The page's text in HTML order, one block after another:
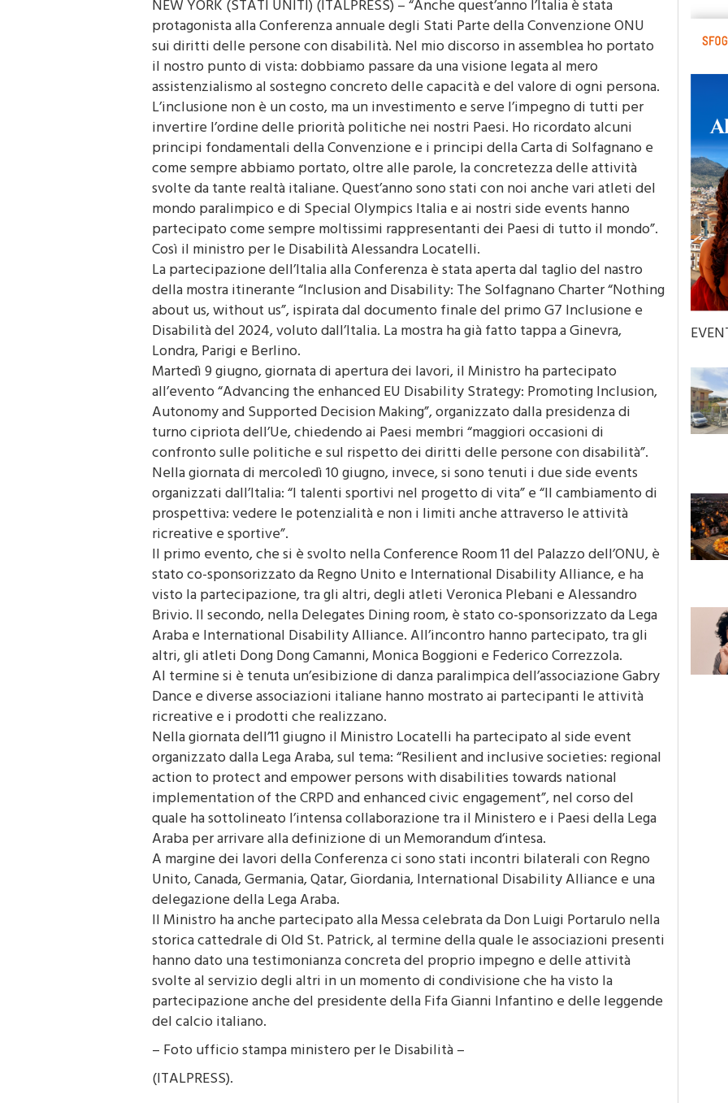
NEW YORK (STATI UNITI) (ITALPRESS) – “Anche quest’anno l’Italia è stata
protagonista alla Conferenza annuale degli Stati Parte della Convenzione ONU
sui diritti delle persone con disabilità. Nel mio discorso in assemblea ho portato
il nostro punto di vista: dobbiamo passare da una visione legata al mero
assistenzialismo al sostegno concreto delle capacità e del valore di ogni persona.
L’inclusione non è un costo, ma un investimento e serve l’impegno di tutti per
invertire l’ordine delle priorità politiche nei nostri Paesi. Ho ricordato alcuni
principi fondamentali della Convenzione e i principi della Carta di Solfagnano e
come sempre abbiamo portato, oltre alle parole, la concretezza delle attività
svolte da tante realtà italiane. Quest’anno sono stati con noi anche vari atleti del
mondo paralimpico e di Special Olympics Italia e ai nostri side events hanno
partecipato come sempre moltissimi rappresentanti dei Paesi di tutto il mondo”.
Così il ministro per le Disabilità Alessandra Locatelli.
La partecipazione dell’Italia alla Conferenza è stata aperta dal taglio del nastro
della mostra itinerante “Inclusion and Disability: The Solfagnano Charter “Nothing
about us, without us”, ispirata dal documento finale del primo G7 Inclusione e
Disabilità del 2024, voluto dall’Italia. La mostra ha già fatto tappa a Ginevra,
Londra, Parigi e Berlino.
Martedì 9 giugno, giornata di apertura dei lavori, il Ministro ha partecipato
all’evento “Advancing the enhanced EU Disability Strategy: Promoting Inclusion,
Autonomy and Supported Decision Making”, organizzato dalla presidenza di
turno cipriota dell’Ue, chiedendo ai Paesi membri “maggiori occasioni di
confronto sulle politiche e sul rispetto dei diritti delle persone con disabilità”.
Nella giornata di mercoledì 10 giugno, invece, si sono tenuti i due side events
organizzati dall’Italia: “I talenti sportivi nel progetto di vita” e “Il cambiamento di
prospettiva: vedere le potenzialità e non i limiti anche attraverso le attività
ricreative e sportive”.
Il primo evento, che si è svolto nella Conference Room 11 del Palazzo dell’ONU, è
stato co-sponsorizzato da Regno Unito e International Disability Alliance, e ha
visto la partecipazione, tra gli altri, degli atleti Veronica Plebani e Alessandro
Brivio. Il secondo, nella Delegates Dining room, è stato co-sponsorizzato da Lega
Araba e International Disability Alliance. All’incontro hanno partecipato, tra gli
altri, gli atleti Dong Dong Camanni, Monica Boggioni e Federico Correzzola.
Al termine si è tenuta un’esibizione di danza paralimpica dell’associazione Gabry
Dance e diverse associazioni italiane hanno mostrato ai partecipanti le attività
ricreative e i prodotti che realizzano.
Nella giornata dell’11 giugno il Ministro Locatelli ha partecipato al side event
organizzato dalla Lega Araba, sul tema: “Resilient and inclusive societies: regional
action to protect and empower persons with disabilities towards national
implementation of the CRPD and enhanced civic engagement”, nel corso del
quale ha sottolineato l’intensa collaborazione tra il Ministero e i Paesi della Lega
Araba per arrivare alla definizione di un Memorandum d’intesa.
A margine dei lavori della Conferenza ci sono stati incontri bilaterali con Regno
Unito, Canada, Germania, Qatar, Giordania, International Disability Alliance e una
delegazione della Lega Araba.
Il Ministro ha anche partecipato alla Messa celebrata da Don Luigi Portarulo nella
storica cattedrale di Old St. Patrick, al termine della quale le associazioni presenti
hanno dato una testimonianza concreta del proprio impegno e delle attività
svolte al servizio degli altri in un momento di condivisione che ha visto la
partecipazione anche del presidente della Fifa Gianni Infantino e delle leggende
del calcio italiano.
– Foto ufficio stampa ministero per le Disabilità –
(ITALPRESS).